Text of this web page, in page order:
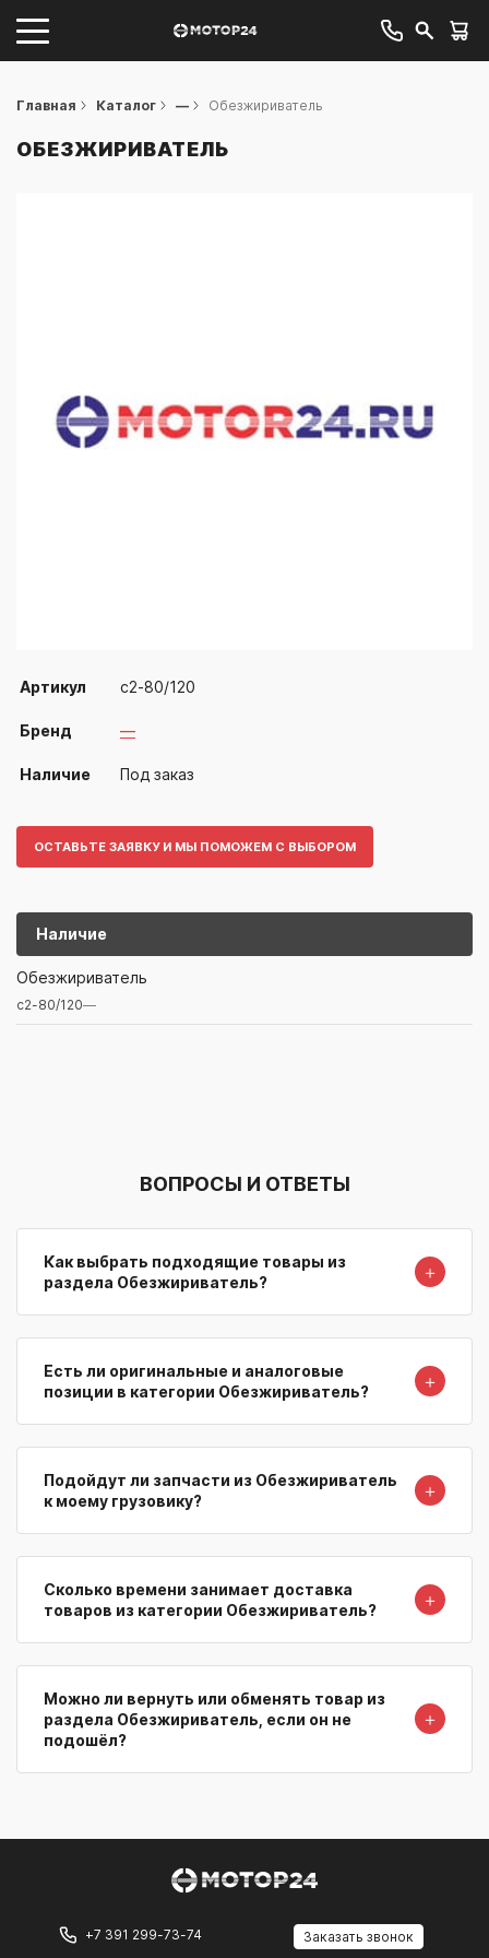
Главная Каталог — Обезжириватель
ОБЕЗЖИРИВАТЕЛЬ
Артикул с2-80/120
Бренд —
Наличие Под заказ
ОСТАВЬТЕ ЗАЯВКУ И МЫ ПОМОЖЕМ С ВЫБОРОМ
Наличие
Артикул/Бренд
с2-80/120—
Обезжириватель
с2-80/120—
ВОПРОСЫ И ОТВЕТЫ
Как выбрать подходящие товары из
раздела Обезжириватель?
＋
Есть ли оригинальные и аналоговые
позиции в категории Обезжириватель?
＋
Подойдут ли запчасти из Обезжириватель
к моему грузовику?
＋
Сколько времени занимает доставка
товаров из категории Обезжириватель?
＋
Можно ли вернуть или обменять товар из
раздела Обезжириватель, если он не
подошёл?
＋
+7 391 299-73-74 Заказать звонок